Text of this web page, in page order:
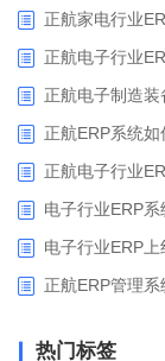
正航家电行业
正航电子行业
正航电子制造
正航ERP系统
正航电子行业
电子行业ERP
电子行业ERP
正航ERP管理
热门标签